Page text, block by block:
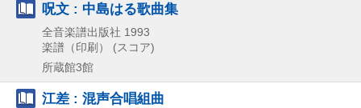
呪文 : 中島はる歌曲集
全音楽譜出版社 1993
楽譜（印刷） (スコア)
所蔵館3館
江差 : 混声合唱組曲